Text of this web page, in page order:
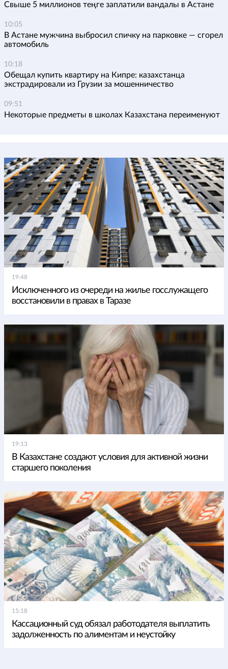
Свыше 5 миллионов теңге заплатили вандалы в Астане
10:05
В Астане мужчина выбросил спичку на парковке — сгорел
автомобиль
10:18
Обещал купить квартиру на Кипре: казахстанца
экстрадировали из Грузии за мошенничество
09:51
Некоторые предметы в школах Казахстана переименуют
19:48
Исключенного из очереди на жилье госслужащего
восстановили в правах в Таразе
19:13
В Казахстане создают условия для активной жизни
старшего поколения
15:18
Кассационный суд обязал работодателя выплатить
задолженность по алиментам и неустойку